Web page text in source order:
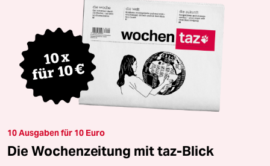
10 Ausgaben für 10 Euro
Die Wochenzeitung mit taz-Blick